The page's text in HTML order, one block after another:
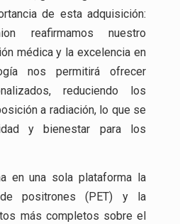
de esta adquisición:
reafirmamos nuestro
médica y la excelencia en
nos permitirá ofrecer
reduciendo los
a radiación, lo que se
y bienestar para los
en una sola plataforma la
positrones (PET) y la
más completos sobre el